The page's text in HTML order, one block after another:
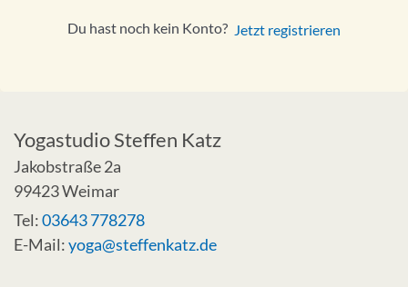
Du hast noch kein Konto? Jetzt registrieren
Yogastudio Steffen Katz
Jakobstraße 2a
99423 Weimar
Tel:03643 778278
E-Mail:yoga@steffenkatz.de